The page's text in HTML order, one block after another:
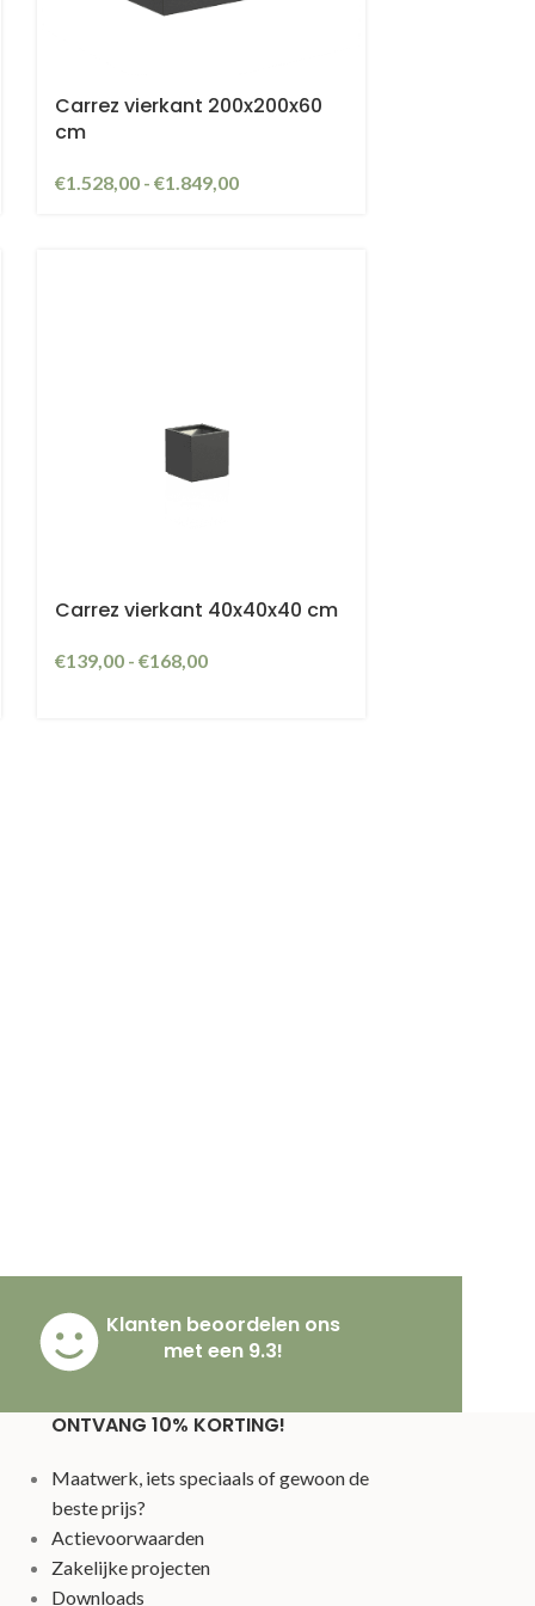
Carrez vierkant 200x200x60
cm
€1.528,00 - €1.849,00
Carrez vierkant 40x40x40 cm
€139,00 - €168,00
Klanten beoordelen ons
met een 9.3!
ONTVANG 10% KORTING!
Maatwerk, iets speciaals of gewoon de
beste prijs?
Actievoorwaarden
Zakelijke projecten
Downloads